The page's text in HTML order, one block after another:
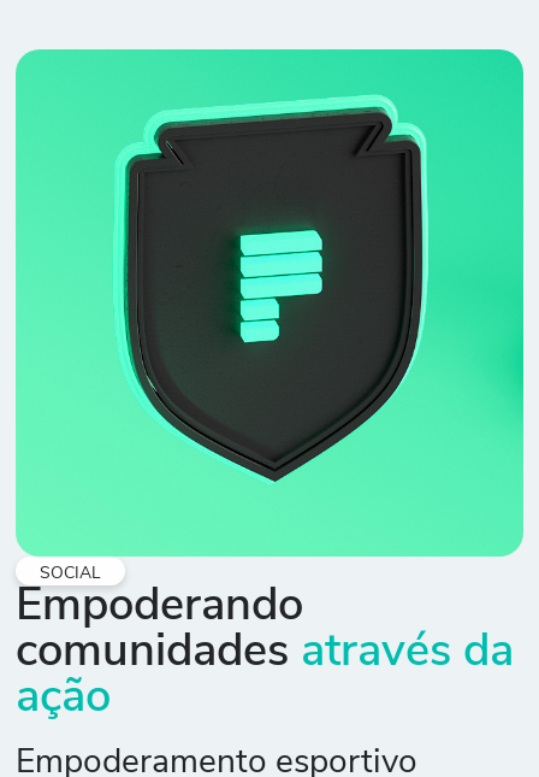
SOCIAL
Empoderando
comunidades através da
ação
Empoderamento esportivo